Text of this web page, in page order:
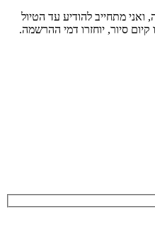
20 משתתפים. אני מצהיר בזאת שאינני חולה קורונה, ואני מתחייב להודיע עד הטיול
סיור, יוחזרו דמי ההרשמה.